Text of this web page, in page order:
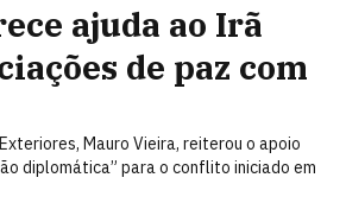
ajuda ao Irã
de paz com
Mauro Vieira, reiterou o apoio
diplomática” para o conflito iniciado em